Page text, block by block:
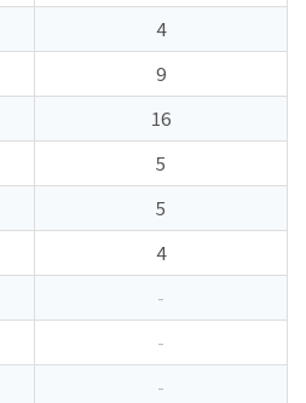
4
9
16
5
5
4
-
-
-